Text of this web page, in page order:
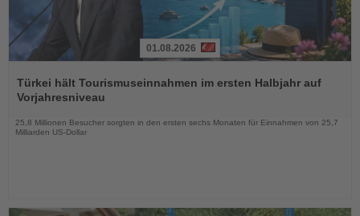
Sie
die
Nachrichten
01.08.2026
Türkei hält Tourismuseinnahmen im ersten Halbjahr auf
Vorjahresniveau
25,8 Millionen Besucher sorgten in den ersten sechs Monaten für Einnahmen von 25,7
Milliarden US-Dollar